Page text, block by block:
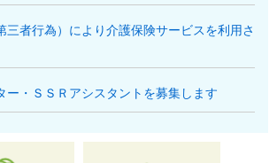
三者行為）により介護保険サービスを利用さ
ー・ＳＳＲアシスタントを募集します